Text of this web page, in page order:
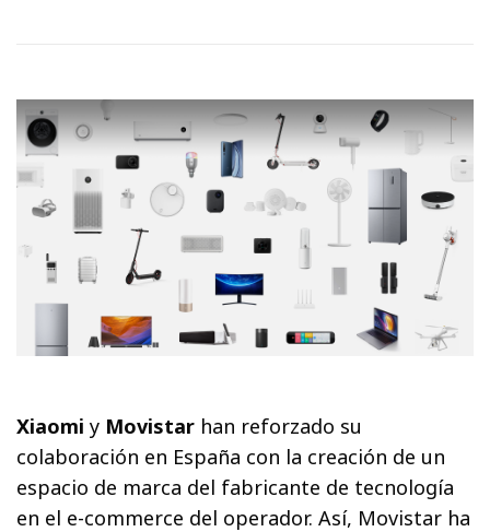
Xiaomiy Movistar han reforzado su
colaboración en España con la creación de un
espacio de marca del fabricante de tecnología
en el e-commerce del operador. Así, Movistar ha